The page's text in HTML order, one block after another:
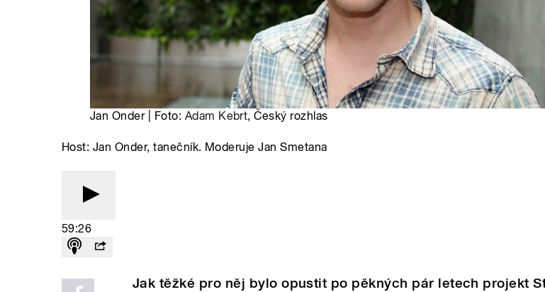
Jan Onder | Foto: Adam Kebrt, Český rozhlas
Host: Jan Onder, tanečník. Moderuje Jan Smetana
59:26
Jak těžké pro něj bylo opustit po pěkných pár letech projekt